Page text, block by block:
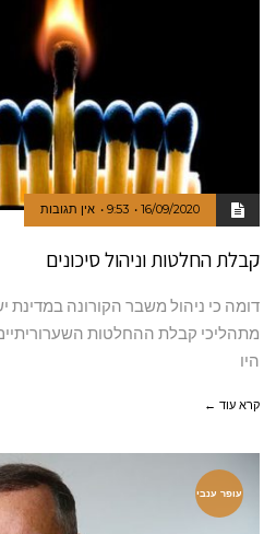
16/09/2020
9:53 אין תגובות
קבלת החלטות וניהול סיכונים
דומה כי ניהול משבר הקורונה
מתהליכי קבלת ההחלטות
היו
קרא עוד ←
עופר ענבי